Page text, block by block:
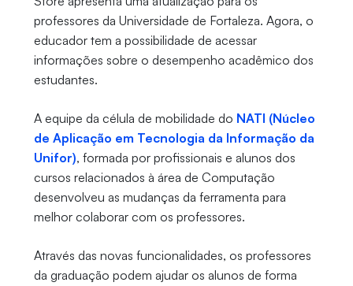
professores da Universidade de Fortaleza. Agora, o
educador tem a possibilidade de acessar
informações sobre o desempenho acadêmico dos
estudantes.
A equipe da célula de mobilidade do NATI (Núcleo
de Aplicação em Tecnologia da Informação da
Unifor), formada por profissionais e alunos dos
cursos relacionados à área de Computação
desenvolveu as mudanças da ferramenta para
melhor colaborar com os professores.
Através das novas funcionalidades, os professores
da graduação podem ajudar os alunos de forma